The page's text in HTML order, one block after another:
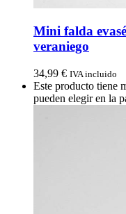
Mini falda
veraniego
34,99 € IVA incluido
Este producto tiene
pueden elegir en la